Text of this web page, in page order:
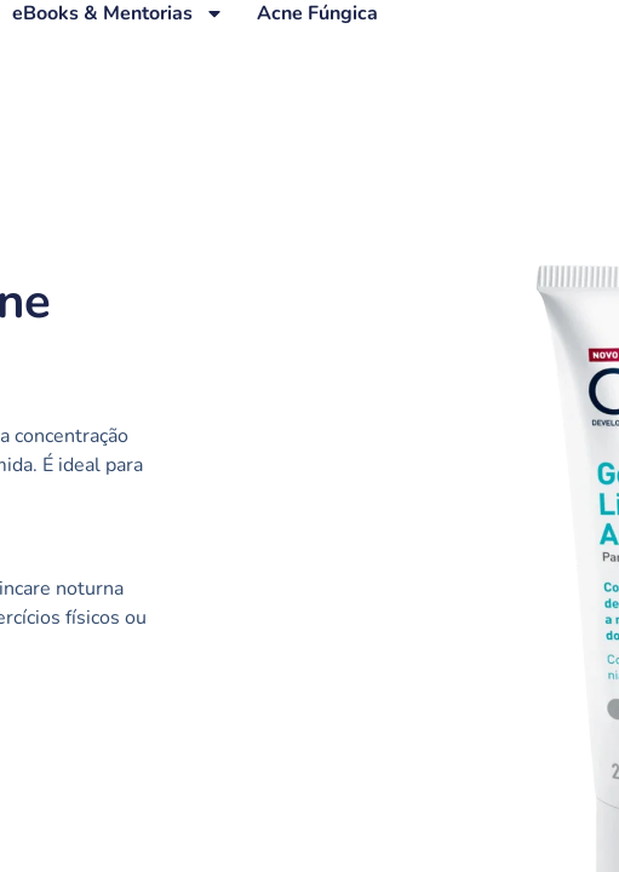
eBooks & Mentorias Acne Fúngica
concentração
É ideal para
noturna
físicos ou